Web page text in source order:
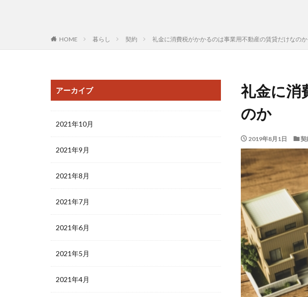
HOME 暮らし 契約 礼金に消費税がかかるのは事業用不動産の賃貸だけなのか
礼金に消
のか
2019年8月1日 契
アーカイブ
2021年10月
2021年9月
2021年8月
2021年7月
2021年6月
2021年5月
2021年4月